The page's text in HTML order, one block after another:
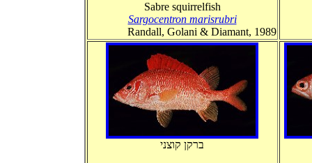
Sabre squirrelfish
Sargocentron marisrubri
Randall, Golani & Diamant, 1989
ברקן קוצני